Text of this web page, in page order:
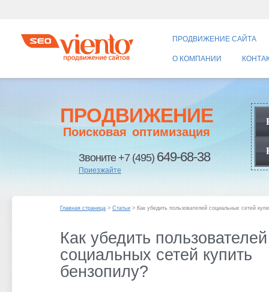
ПРОДВИЖЕНИЕ САЙТА
О КОМПАНИИ
ПРОДВИЖЕНИЕ
Поисковая оптимизация
Звоните +7 (495) 649-68-38
Приезжайте
Главная страница > Статьи > Как убедить пользователей социальных сетей
Как убедить пользователей
социальных сетей купить
бензопилу?